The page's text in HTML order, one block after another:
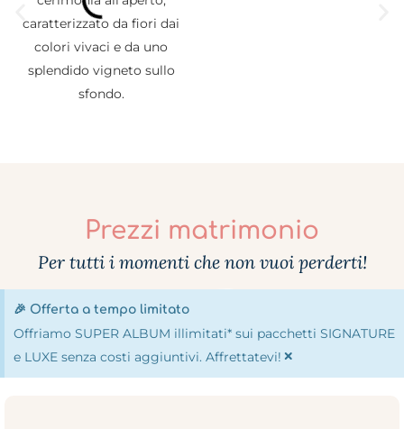
Prezzi matrimonio
Per tutti i momenti che non vuoi perderti!
🎉 Offerta a tempo limitato
Offriamo SUPER ALBUM illimitati* sui pacchetti SIGNATURE
e LUXE senza costi aggiuntivi. Affrettatevi! ×